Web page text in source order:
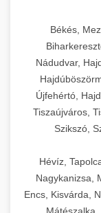
Békés,
Nádudvar,
Újfehértó,
Tiszaújváros,
Szikszó,
Hévíz,
Nagykanizsa,
Encs, Kisvárda,